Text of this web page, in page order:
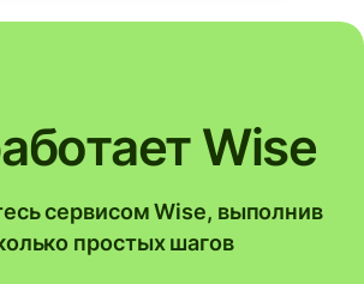
Wise
сервисом Wise, выполнив
простых шагов